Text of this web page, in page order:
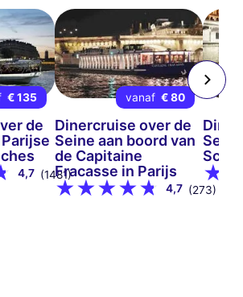
€ 135
de
4,7 (1481)
vanaf € 80
Dinercruise over de
Seine aan boord van
de Capitaine
Fracasse in Parijs
4,7 (273)